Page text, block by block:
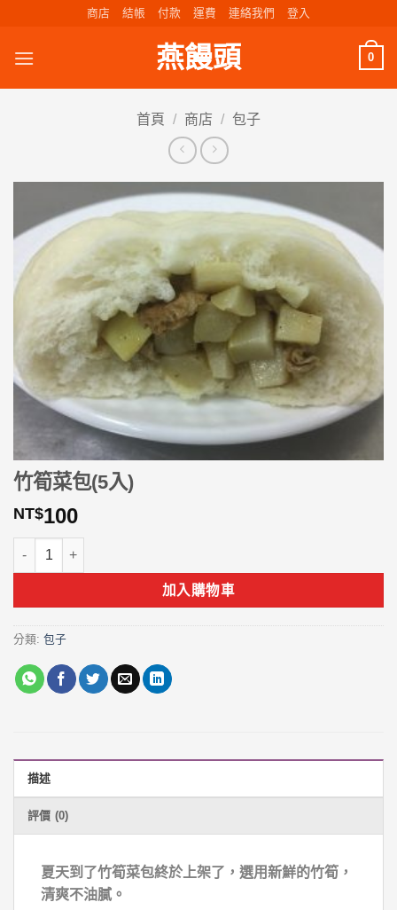
content
商店 結帳 付款 運費 連絡我們 登入
燕饅頭 0
首頁 / 商店 / 包子
竹筍菜包(5入)
NT$100
竹筍菜包(5入) 數量
加入購物車
分類: 包子
描述
評價 (0)
夏天到了竹筍菜包終於上架了，選用新鮮的竹筍，
清爽不油膩。